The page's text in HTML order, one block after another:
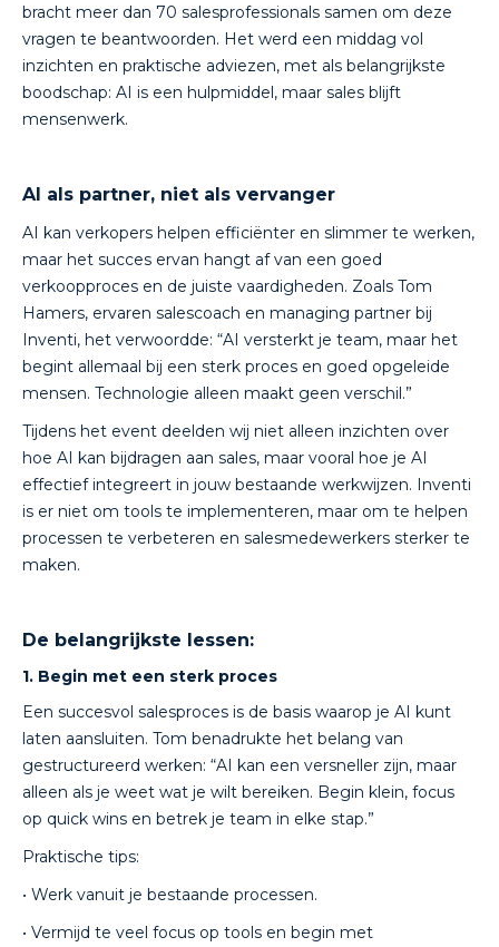
bracht meer dan 70 salesprofessionals samen om deze
vragen te beantwoorden. Het werd een middag vol
inzichten en praktische adviezen, met als belangrijkste
boodschap: AI is een hulpmiddel, maar sales blijft
mensenwerk.
AI als partner, niet als vervanger
AI kan verkopers helpen efficiënter en slimmer te werken,
maar het succes ervan hangt af van een goed
verkoopproces en de juiste vaardigheden. Zoals Tom
Hamers, ervaren salescoach en managing partner bij
Inventi, het verwoordde: “AI versterkt je team, maar het
begint allemaal bij een sterk proces en goed opgeleide
mensen. Technologie alleen maakt geen verschil.”
Tijdens het event deelden wij niet alleen inzichten over
hoe AI kan bijdragen aan sales, maar vooral hoe je AI
effectief integreert in jouw bestaande werkwijzen. Inventi
is er niet om tools te implementeren, maar om te helpen
processen te verbeteren en salesmedewerkers sterker te
maken.
De belangrijkste lessen:
1. Begin met een sterk proces
Een succesvol salesproces is de basis waarop je AI kunt
laten aansluiten. Tom benadrukte het belang van
gestructureerd werken: “AI kan een versneller zijn, maar
alleen als je weet wat je wilt bereiken. Begin klein, focus
op quick wins en betrek je team in elke stap.”
Praktische tips:
• Werk vanuit je bestaande processen.
• Vermijd te veel focus op tools en begin met